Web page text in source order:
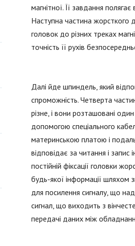
магнітної. Її завдання
Наступна частина жорсткого
головок до різних треках
точність її рухів
Далі йде шпиндель, який
спроможність. Четверта
різне, і вони розташовані
допомогою спеціального
материнською платою і
відповідає за читання і
постійній фіксації головки
будь-якої інформації шляхом
для посилення сигналу, що
сигнал, що виходить з
передачі даних між